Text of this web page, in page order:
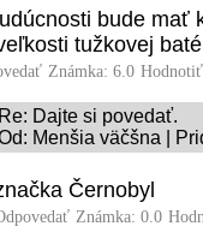
bude mať
tužkovej
Známka: 6.0
Re: Dajte si povedať.
Menšia väčšna |
Černobyl
Známka: 0.0